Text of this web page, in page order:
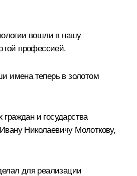
вошли в нашу
профессией.
имена теперь в золотом
и государства
Николаевичу Молоткову,
для реализации